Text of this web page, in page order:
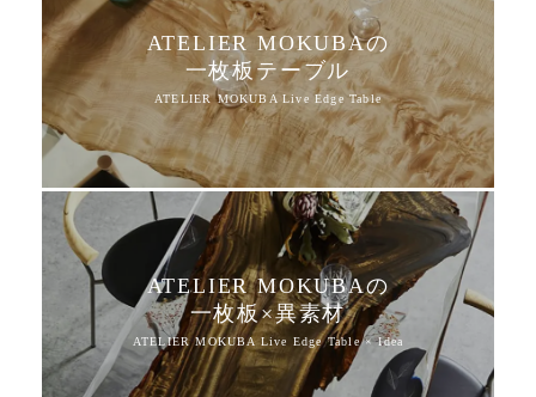
ATELIER MOKUBAの
一枚板テーブル
ATELIER MOKUBAの
一枚板×異素材